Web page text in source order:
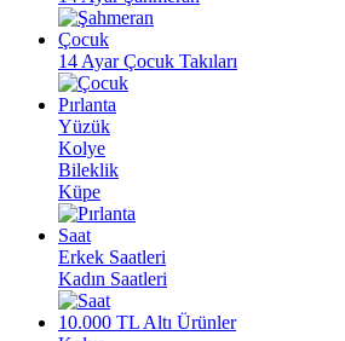
Çocuk
14 Ayar Çocuk Takıları
Pırlanta
Yüzük
Kolye
Bileklik
Küpe
Saat
Erkek Saatleri
Kadın Saatleri
10.000 TL Altı Ürünler